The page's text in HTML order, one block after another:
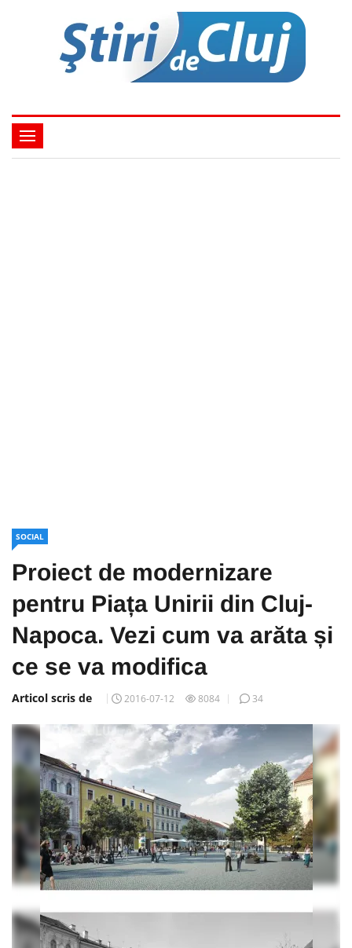
SOCIAL
Proiect de modernizare
pentru Piața Unirii din Cluj-
Napoca. Vezi cum va arăta și
ce se va modifica
Articol scris de 2016-07-12 8084 34